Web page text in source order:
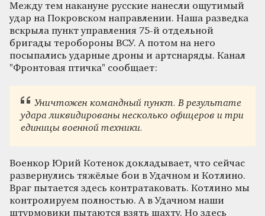
Между тем накануне русские нанесли ощутимый
удар на Покровском направлении. Наша разведка
вскрыла пункт управления 75-й отдельной
бригады теробороны ВСУ. А потом на него
посыпались ударные дроны и артснаряды. Канал
"Фронтовая птичка" сообщает:
Уничтожен командный пункт. В результате
удара ликвидированы несколько офицеров и три
единицы военной техники.
Военкор Юрий Котенок докладывает, что сейчас
развернулись тяжёлые бои в Удачном и Котлино.
Враг пытается здесь контратаковать. Котлино мы
контролируем полностью. А в Удачном наши
штурмовики пытаются взять шахту. Но здесь